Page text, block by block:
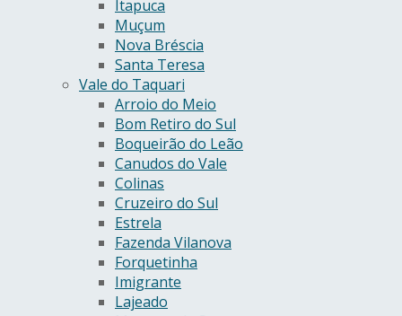
Itapuca
Muçum
Nova Bréscia
Santa Teresa
Vale do Taquari
Arroio do Meio
Bom Retiro do Sul
Boqueirão do Leão
Canudos do Vale
Colinas
Cruzeiro do Sul
Estrela
Fazenda Vilanova
Forquetinha
Imigrante
Lajeado